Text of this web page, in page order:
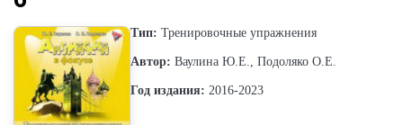
Тип: Тренировочные упражнения
Автор: Ваулина Ю.Е., Подоляко О.Е.
Год издания: 2016-2023